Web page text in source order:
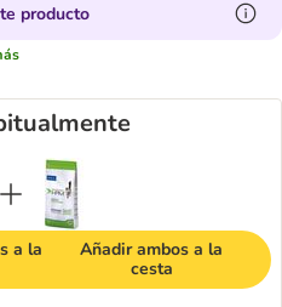
producto
a la
Añadir ambos a la
cesta